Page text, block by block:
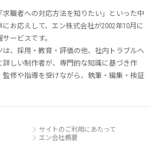
求職者への対応方法を知りたい」といった中
お応えして、エン株式会社が2002年10月に
ービスです。
は、採用・教育・評価の他、社内トラブルへ
しい制作者が、専門的な知識に基づき作
修や指導を受けながら、執筆・編集・検証
サイトのご利用にあたって
エン会社概要